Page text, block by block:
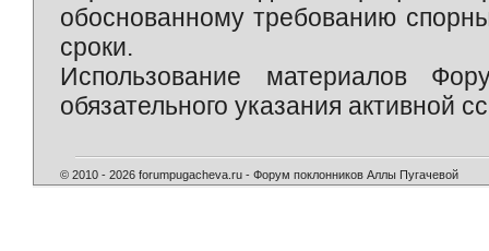
обоснованному требованию
сроки.
Использование материалов
обязательного указания активной
© 2010 - 2026 forumpugacheva.ru - Форум поклонников Аллы Пугачевой